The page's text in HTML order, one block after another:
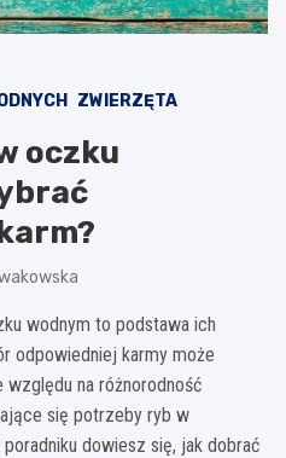
ZWIERZĘTA
oczku
wodnym to podstawa ich
odpowiedniej karmy może
na różnorodność
się potrzeby ryb w
dowiesz się, jak dobrać